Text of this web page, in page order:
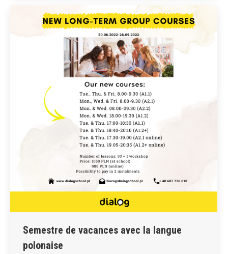
Semestre de vacances avec la langue
polonaise